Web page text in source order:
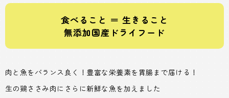
食べること ＝ 生きること
無添加国産ドライフード
肉と魚をバランス良く！豊富な栄養素を胃腸まで届ける！
生の鶏ささみ肉にさらに新鮮な魚を加えました